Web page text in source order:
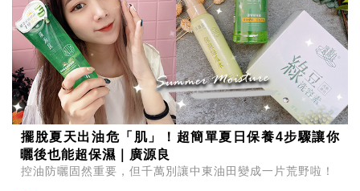
擺脫夏天出油危「肌」！超簡單夏日保養4步驟讓你
曬後也能超保濕｜廣源良
控油防曬固然重要，但千萬別讓中東油田變成一片荒野啦！